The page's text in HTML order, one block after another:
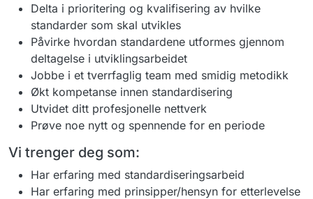
Delta i prioritering og kvalifisering av hvilke
standarder som skal utvikles
Påvirke hvordan standardene utformes gjennom
deltagelse i utviklingsarbeidet ​
Jobbe i et tverrfaglig team med smidig metodikk​
Økt kompetanse innen standardisering​
Utvidet ditt profesjonelle nettverk​
Prøve noe nytt og spennende for en periode
Vi trenger deg som:
Har erfaring med standardiseringsarbeid​
Har erfaring med prinsipper/hensyn for etterlevelse